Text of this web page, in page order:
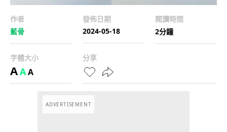
作者
藍骨
發佈日期
2024-05-18
閱讀時間
2分鐘
字體大小
AAA
分享
ADVERTISEMENT